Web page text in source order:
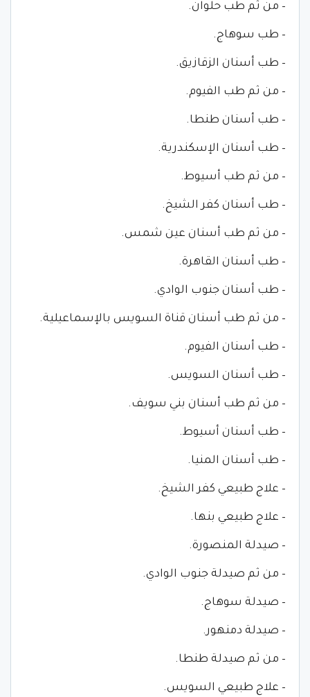
– من ثم طب حلوان.
– طب سوهاج.
– طب أسنان الزقازيق.
– من ثم طب الفيوم.
– طب أسنان طنطا.
– طب أسنان الإسكندرية.
– من ثم طب أسيوط.
– طب أسنان كفر الشيخ.
– من ثم طب أسنان عين شمس.
– طب أسنان القاهرة.
– طب أسنان جنوب الوادي.
– من ثم طب أسنان قناة السويس بالإسماعيلية.
– طب أسنان الفيوم.
– طب أسنان السويس.
– من ثم طب أسنان بني سويف.
– طب أسنان أسيوط.
– طب أسنان المنيا.
– علاج طبيعي كفر الشيخ.
– علاج طبيعي بنها.
– صيدلة المنصورة.
– من ثم صيدلة جنوب الوادي.
– صيدلة سوهاج.
– صيدلة دمنهور.
– من ثم صيدلة طنطا.
– علاج طبيعي السويس.